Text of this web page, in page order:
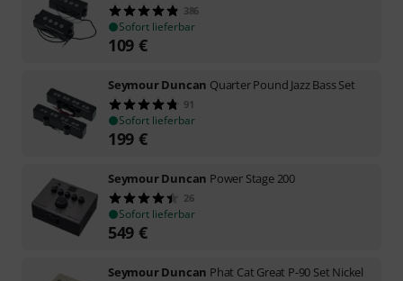
386
Sofort lieferbar
109 €
Seymour Duncan Quarter Pound Jazz Bass Set
91
Sofort lieferbar
199 €
Seymour Duncan Power Stage 200
26
Sofort lieferbar
549 €
Seymour Duncan Phat Cat Great P-90 Set Nickel